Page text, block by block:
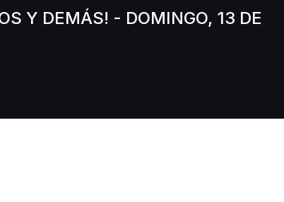
Y DEMÁS! - DOMINGO, 13 DE